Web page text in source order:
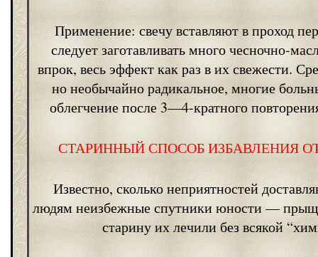
Применение: свечу вставляют в проход
следует заготавливать много чесночно-
впрок, весь эффект как раз в их свежести.
но необычайно радикальное, многие
облегчение после 3—4-кратного
СТАРИННЫЙ СПОСОБ ИЗБАВЛЕНИЯ
Известно, сколько неприятностей
людям неизбежные спутники юности —
старину их лечили без всякой